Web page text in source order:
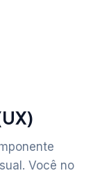
Você no